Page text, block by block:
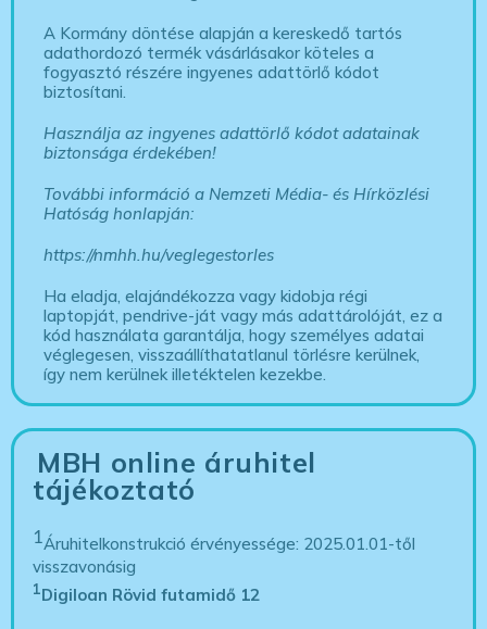
A Kormány döntése alapján a kereskedő tartós
adathordozó termék vásárlásakor köteles a
fogyasztó részére ingyenes adattörlő kódot
biztosítani.
Használja az ingyenes adattörlő kódot adatainak
biztonsága érdekében!
További információ a Nemzeti Média- és Hírközlési
Hatóság honlapján:
https://nmhh.hu/veglegestorles
Ha eladja, elajándékozza vagy kidobja régi
laptopját, pendrive-ját vagy más adattárolóját, ez a
kód használata garantálja, hogy személyes adatai
véglegesen, visszaállíthatatlanul törlésre kerülnek,
így nem kerülnek illetéktelen kezekbe.
MBH online áruhitel
tájékoztató
1Áruhitelkonstrukció érvényessége: 2025.01.01-től
visszavonásig
1Digiloan Rövid futamidő 12